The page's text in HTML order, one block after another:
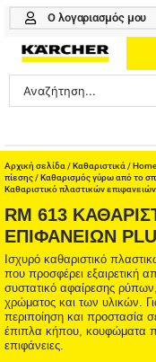
Μετάβαση
περιεχόμενο
Ο λογαριασμός μου
Search
...
ONLINE SHOP
PROFESSIONAL
ΑΞΕΣΟΥΑΡ
ΚΑΘΑΡΙΣΤΙΚΑ
ΥΠΗΡΕΣΙΕΣ-ΝΕΑ-
Αρχική σελίδα /Καθαριστικά /
πίεσης/Καθαρισμός γύρω από το
Καθαριστικό πλαστικών επιφανειών
RM 613
ΕΠΙΦΑΝΕΙΏΝ
Ισχυρό καθαριστικό
που προσφέρει εξαιρετική
συστατικό αφαίρεσης
χρώματος και των υλικών.
περιποίηση και προστασία
έπιπλα κήπου, κουφώματα
επιφάνειες.